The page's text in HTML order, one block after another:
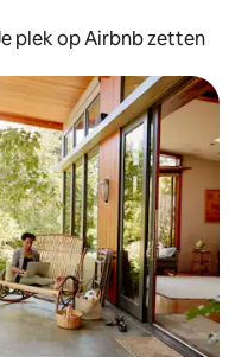
plek op Airbnb zetten